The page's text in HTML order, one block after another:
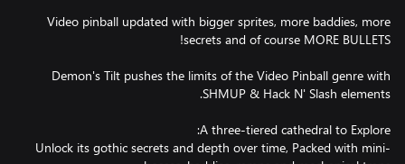
Video pinball updated with bigger sprites, more baddies, more
Demon's Tilt pushes the limits of the Video Pinball genre with
Unlock its gothic secrets and depth over time, Packed with mini-